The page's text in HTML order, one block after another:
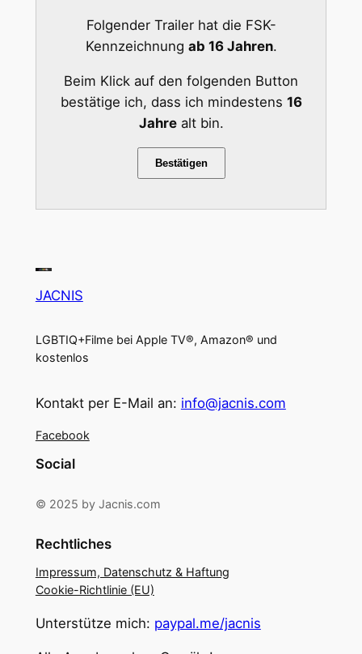
Folgender Trailer hat die FSK-
Kennzeichnung ab 16 Jahren.
Beim Klick auf den folgenden Button
bestätige ich, dass ich mindestens 16
Jahrealt bin.
Bestätigen
JACNIS
LGBTIQ+Filme bei Apple TV®, Amazon® und
kostenlos
Kontakt per E-Mail an: info@jacnis.com
Facebook
Social
© 2025 by Jacnis.com
Rechtliches
Impressum, Datenschutz & Haftung
Cookie-Richtlinie (EU)
Unterstütze mich: paypal.me/jacnis